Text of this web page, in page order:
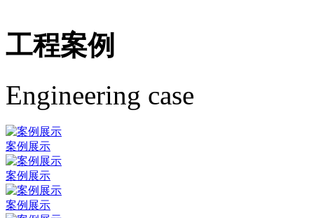
工程案例
Engineering case
案例展示
案例展示
案例展示